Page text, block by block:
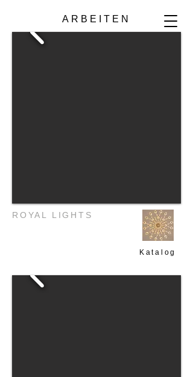
ARBEITEN
ROYAL LIGHTS
Katalog